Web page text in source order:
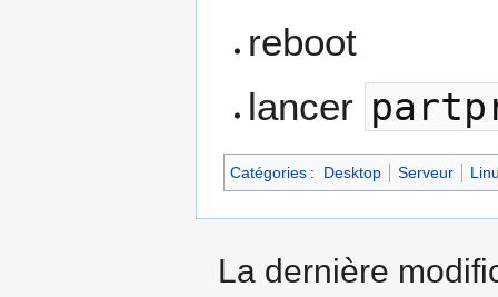
reboot
lancer
Catégories : Desktop Serveur
La dernière